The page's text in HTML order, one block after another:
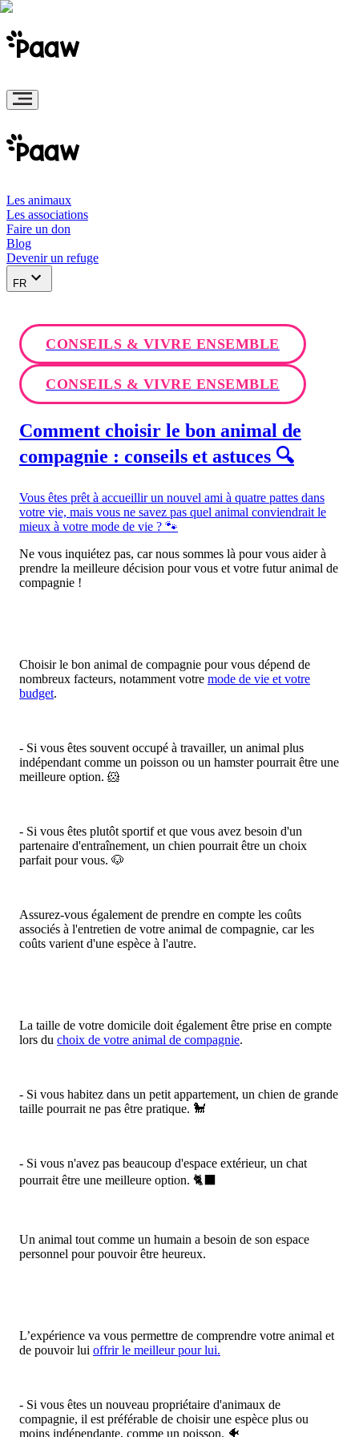
Les animaux
Les associations
Faire un don
Blog
Devenir un refuge
FR
CONSEILS & VIVRE ENSEMBLE
CONSEILS & VIVRE ENSEMBLE
Comment choisir le bon animal de
compagnie : conseils et astuces 🔍
Vous êtes prêt à accueillir un nouvel ami à quatre pattes dans
votre vie, mais vous ne savez pas quel animal conviendrait le
mieux à votre mode de vie ? 🐾
Ne vous inquiétez pas, car nous sommes là pour vous aider à
prendre la meilleure décision pour vous et votre futur animal de
compagnie !
Choisir le bon animal de compagnie pour vous dépend de
nombreux facteurs, notamment votre mode de vie et votre
budget.
- Si vous êtes souvent occupé à travailler, un animal plus
indépendant comme un poisson ou un hamster pourrait être une
meilleure option. 🐹
- Si vous êtes plutôt sportif et que vous avez besoin d'un
partenaire d'entraînement, un chien pourrait être un choix
parfait pour vous. 🐶
Assurez-vous également de prendre en compte les coûts
associés à l'entretien de votre animal de compagnie, car les
coûts varient d'une espèce à l'autre.
La taille de votre domicile doit également être prise en compte
lors du choix de votre animal de compagnie.
- Si vous habitez dans un petit appartement, un chien de grande
taille pourrait ne pas être pratique. 🐩
- Si vous n'avez pas beaucoup d'espace extérieur, un chat
pourrait être une meilleure option. 🐈‍⬛
Un animal tout comme un humain a besoin de son espace
personnel pour pouvoir être heureux.
L’expérience va vous permettre de comprendre votre animal et
de pouvoir lui offrir le meilleur pour lui.
- Si vous êtes un nouveau propriétaire d'animaux de
compagnie, il est préférable de choisir une espèce plus ou
moins indépendante, comme un poisson. 🐠